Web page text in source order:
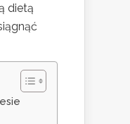
dietą